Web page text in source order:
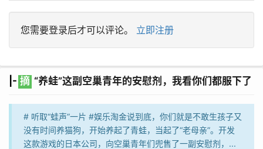
您需要登录后才可以评论。 立即注册
|- 摘 “养蛙”这副空巢青年的安慰剂，我看你们都服下了
# 听取“蛙声”一片 #娱乐淘金说到底，你们就是不敢生孩子又
没有时间养猫狗，开始养起了青蛙，当起了“老母亲”。开发
这款游戏的日本公司，向空巢青年们兜售了一副安慰剂，...